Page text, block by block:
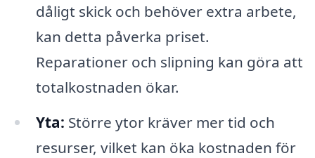
dåligt skick och behöver extra arbete,
kan detta påverka priset.
Reparationer och slipning kan göra att
totalkostnaden ökar.
Yta: Större ytor kräver mer tid och
resurser, vilket kan öka kostnaden för